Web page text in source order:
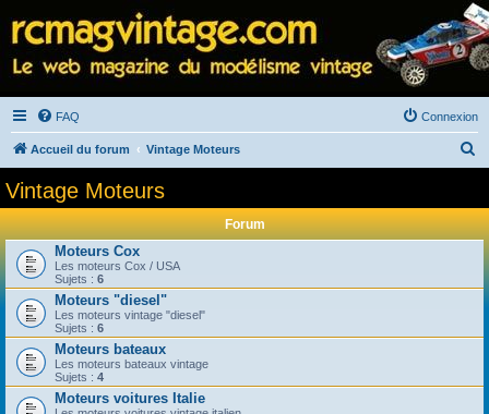
FAQ Connexion
Accueil du forum Vintage Moteurs
r
Vintage Moteurs
Forum
Moteurs Cox
Les moteurs Cox / USA
Sujets : 6
Moteurs "diesel"
Les moteurs vintage "diesel"
Sujets : 6
Moteurs bateaux
Les moteurs bateaux vintage
Sujets : 4
Moteurs voitures Italie